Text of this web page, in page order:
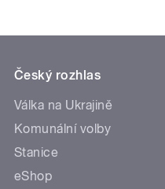
Český rozhlas
Válka na Ukrajině
Komunální volby
Stanice
eShop